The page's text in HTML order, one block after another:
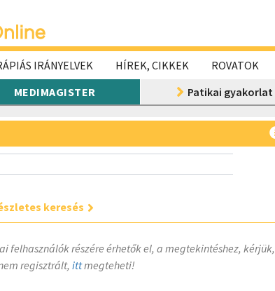
IRÁNYELVEK HÍREK, CIKKEK
ROVATOK
MEDIMAGISTER Patikai gyakorlat
keresés
részére érhetők el, a megtekintéshez, kérjük,
regisztrált, ittmegteheti!